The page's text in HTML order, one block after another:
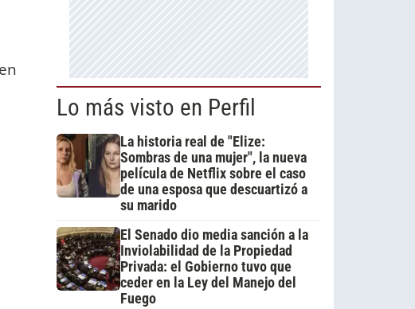
Lo más visto en Perfil
La historia real de "Elize:
Sombras de una mujer", la nueva
película de Netflix sobre el caso
de una esposa que descuartizó a
su marido
El Senado dio media sanción a la
Inviolabilidad de la Propiedad
Privada: el Gobierno tuvo que
ceder en la Ley del Manejo del
Fuego